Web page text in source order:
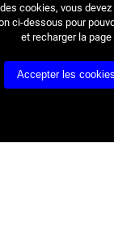
cookies, vous
ci-dessous pour
et recharger la page
Accepter les cookies